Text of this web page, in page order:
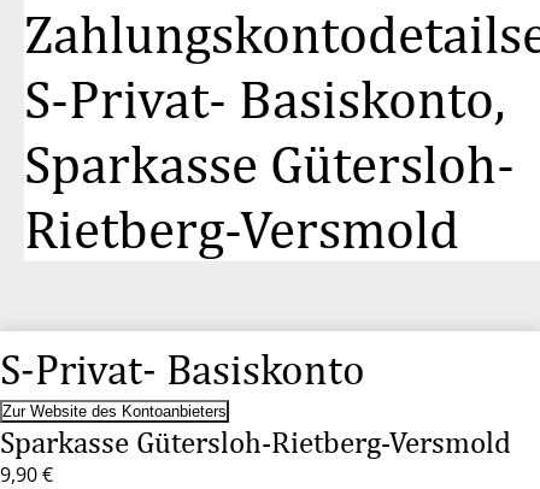
auf
100
S-Privat- Basiskonto,
Sparkasse Gütersloh-
Rietberg-Versmold
S-Privat- Basiskonto
Zur Website des Kontoanbieters
Sparkasse Gütersloh-Rietberg-Versmold
9,90 €